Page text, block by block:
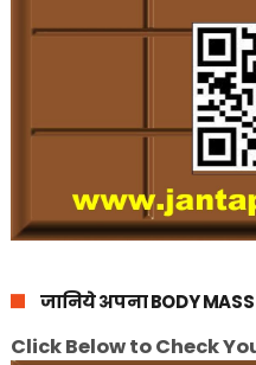
जानिये अपना BODY MASS
Click Below to Check